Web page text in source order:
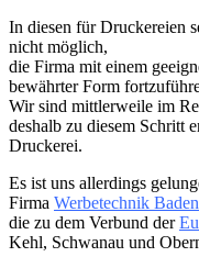
In diesen für Druckereien
nicht möglich,
die Firma mit einem
bewährter Form
Wir sind mittlerweile im
deshalb zu diesem Schritt
Druckerei.
Es ist uns allerdings
Firma Werbetechnik Baden
die zu dem Verbund der
Kehl, Schwanau und